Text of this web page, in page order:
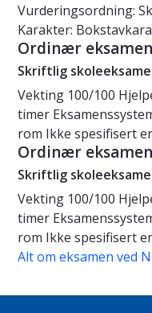
Vurderingsordning:
Karakter:
Ordinær
Skriftlig
Vekting 100/100
timer
rom Ikke spesifisert
Ordinær
Skriftlig
Vekting 100/100
timer
rom Ikke spesifisert
Alt om eksamen ved